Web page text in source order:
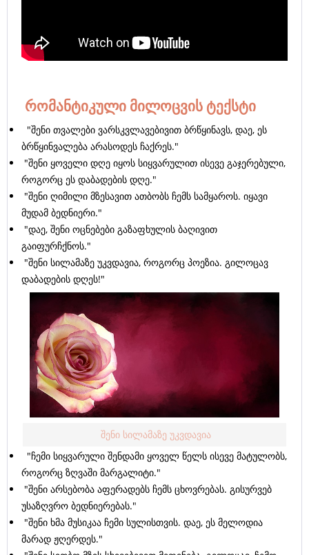
რომანტიკული მილოცვის ტექსტი
"შენი თვალები ვარსკვლავებივით ბრწყინავს, დაე, ეს
ბრწყინვალება არასოდეს ჩაქრეს."
"შენი ყოველი დღე იყოს სიყვარულით ისევე გაჯერებული,
როგორც ეს დაბადების დღე."
"შენი ღიმილი მზესავით ათბობს ჩემს სამყაროს. იყავი
მუდამ ბედნიერი."
"დაე, შენი ოცნებები გაზაფხულის ბაღივით
გაიფურჩქნოს."
"შენი სილამაზე უკვდავია, როგორც პოეზია. გილოცავ
დაბადების დღეს!"
შენი სილამაზე უკვდავია
"ჩემი სიყვარული შენდამი ყოველ წელს ისევე მატულობს,
როგორც ზღვაში მარგალიტი."
"შენი არსებობა აფერადებს ჩემს ცხოვრებას. გისურვებ
უსაზღვრო ბედნიერებას."
"შენი ხმა მუსიკაა ჩემი სულისთვის. დაე, ეს მელოდია
მარად ჟღერდეს."